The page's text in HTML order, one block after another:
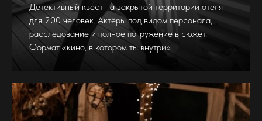
Детективный квест на закрытой территории отеля
для 200 человек. Актёры под видом персонала,
расследование и полное погружение в сюжет.
Формат «кино, в котором ты внутри».